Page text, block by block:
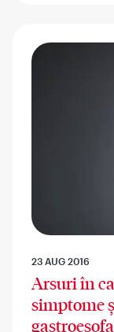
23 AUG 2016
Arsuri în
simptome